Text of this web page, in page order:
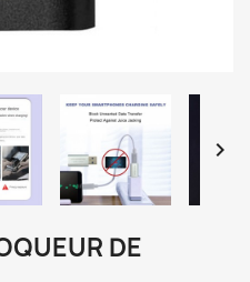

DE